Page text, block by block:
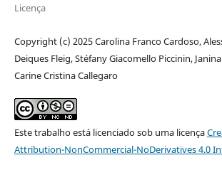
Licença
Copyright (c) 2025 Carolina Franco Cardoso,
Deiques Fleig, Stéfany Giacomello Piccinin,
Carine Cristina Callegaro
Este trabalho está licenciado sob uma licença
Attribution-NonCommercial-NoDerivatives 4.0